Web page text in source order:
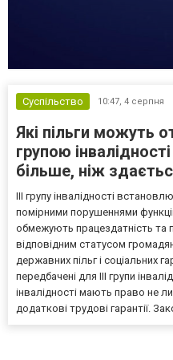
Суспільство 10:47, 4 серпня
Які пільги можуть
групою
більше, ніж
III групу інвалідності
помірними порушеннями
обмежують працездатність та
відповідним статусом
державних пільг і соціальних
передбачені для III групи
інвалідності мають право не
додаткові трудові гарантії.